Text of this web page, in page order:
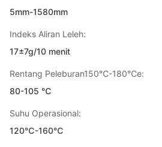
5mm-1580mm
Indeks Aliran Leleh:
17±7g/10 menit
Rentang Peleburan150℃-180℃e:
80-105 ℃
Suhu Operasional:
120℃-160℃